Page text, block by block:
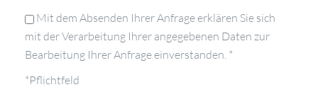
Mit dem Absenden Ihrer Anfrage erklären Sie sich
mit der Verarbeitung Ihrer angegebenen Daten zur
Bearbeitung Ihrer Anfrage einverstanden. *
*Pflichtfeld